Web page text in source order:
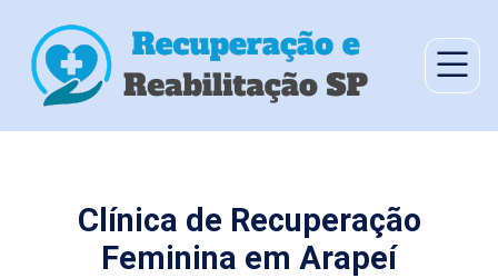
Clínica de Recuperação
Feminina em Arapeí